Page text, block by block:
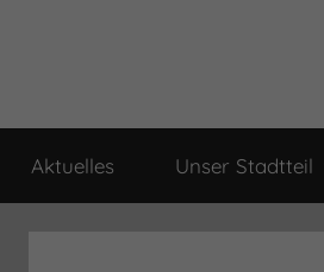
Groß
Borstel
Verein
von
Aktuelles Unser Stadtteil